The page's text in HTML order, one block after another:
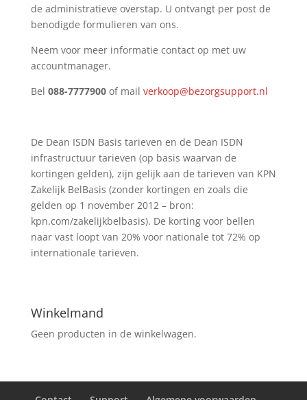
de administratieve overstap. U ontvangt per post de
benodigde formulieren van ons.
Neem voor meer informatie contact op met uw
accountmanager.
Bel 088-7777900of mail verkoop@bezorgsupport.nl
De Dean ISDN Basis tarieven en de Dean ISDN
infrastructuur tarieven (op basis waarvan de
kortingen gelden), zijn gelijk aan de tarieven van KPN
Zakelijk BelBasis (zonder kortingen en zoals die
gelden op 1 november 2012 – bron:
kpn.com/zakelijkbelbasis). De korting voor bellen
naar vast loopt van 20% voor nationale tot 72% op
internationale tarieven.
Winkelmand
Geen producten in de winkelwagen.